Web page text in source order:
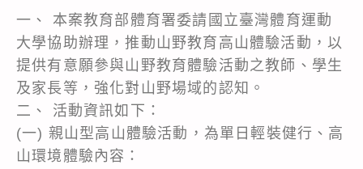
一、 本案教育部體育署委請國立臺灣體育運動
大學協助辦理，推動山野教育高山體驗活動，以
提供有意願參與山野教育體驗活動之教師、學生
及家長等，強化對山野場域的認知。
二、 活動資訊如下：
(一) 親山型高山體驗活動，為單日輕裝健行、高
山環境體驗內容：